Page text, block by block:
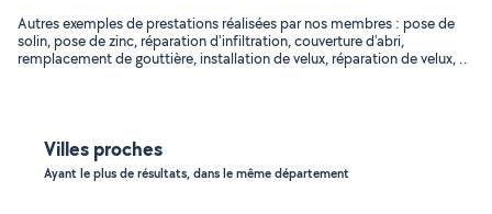
Autres exemples de prestations réalisées par nos membres : pose de
solin, pose de zinc, réparation d'infiltration, couverture d'abri,
remplacement de gouttière, installation de velux, réparation de velux, ..
Villes proches
Ayant le plus de résultats, dans le même département